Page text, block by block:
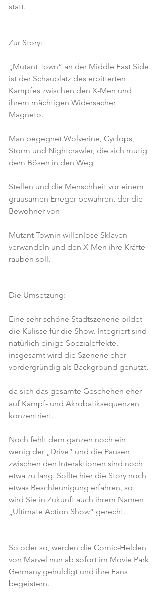
statt.
Zur Story:
„Mutant Town“ an der Middle East Side
ist der Schauplatz des erbitterten
Kampfes zwischen den X-Men und
ihrem mächtigen Widersacher
Magneto.
Man begegnet Wolverine, Cyclops,
Storm und Nightcrawler, die sich mutig
dem Bösen in den Weg
Stellen und die Menschheit vor einem
grausamen Erreger bewahren, der die
Bewohner von
Mutant Townin willenlose Sklaven
verwandeln und den X-Men ihre Kräfte
rauben soll.
Die Umsetzung:
Eine sehr schöne Stadtszenerie bildet
die Kulisse für die Show. Integriert sind
natürlich einige Spezialeffekte,
insgesamt wird die Szenerie eher
vordergründig als Background genutzt,
da sich das gesamte Geschehen eher
auf Kampf- und Akrobatiksequenzen
konzentriert.
Noch fehlt dem ganzen noch ein
wenig der „Drive“ und die Pausen
zwischen den Interaktionen sind noch
etwa zu lang. Sollte hier die Story noch
etwas Beschleunigung erfahren, so
wird Sie in Zukunft auch ihrem Namen
„Ultimate Action Show“ gerecht.
So oder so, werden die Comic-Helden
von Marvel nun ab sofort im Movie Park
Germany gehuldigt und ihre Fans
begeistern.